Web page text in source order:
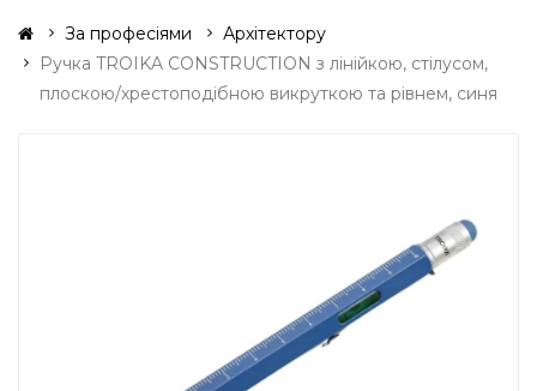
За професіями
Архітектору
Ручка TROIKA CONSTRUCTION з лінійкою, стілусом,
плоскою/хрестоподібною викруткою та рівнем, синя